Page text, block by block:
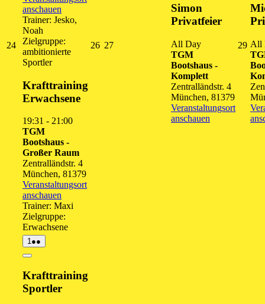
2424.
August
2026
anschauen
Trainer: Jesko,
Noah
Zielgruppe:
ambitionierte
Sportler
Krafttraining
Erwachsene
19:31 - 21:00
TGM
Bootshaus -
Großer Raum
Zentralländstr. 4
München, 81379
Veranstaltungsort
anschauen
Trainer: Maxi
Zielgruppe:
Erwachsene
2626.
2727.
Simon
Privatfeier
All Day
TGM
Bootshaus -
Komplett
Zentralländstr. 4
München, 81379
Veranstaltungsort
anschauen
2929.
2026
All
11.
September
2026
●●
Veranstaltungen)
Close
Krafttraining
Sportler